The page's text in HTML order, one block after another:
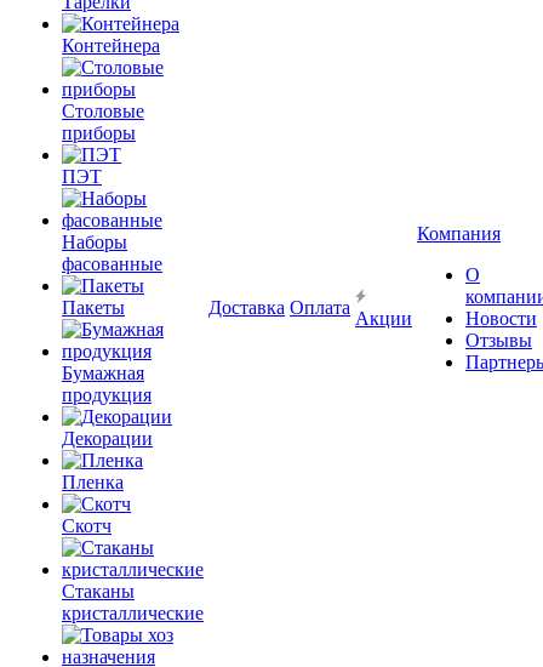
Контейнера
Столовые
приборы
ПЭТ
Наборы
фасованные
Пакеты
Бумажная
продукция
Декорации
Пленка
Скотч
Стаканы
кристаллические
Доставка Оплата
Акции
Компания
О
Новости
Отзывы